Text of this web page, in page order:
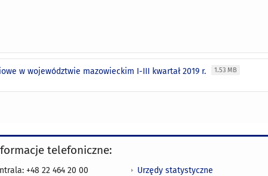
w województwie mazowieckim I-III kwartał 2019 r. 1.53 MB
telefoniczne:
+48 22 464 20 00 Urzędy statystyczne